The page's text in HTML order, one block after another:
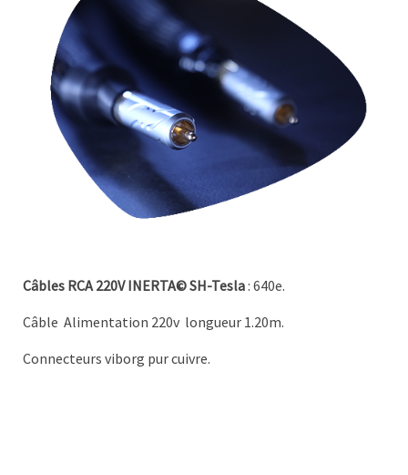
Câbles RCA 220V INERTA© SH-Tesla: 640e.
Câble Alimentation 220v longueur 1.20m.
Connecteurs viborg pur cuivre.